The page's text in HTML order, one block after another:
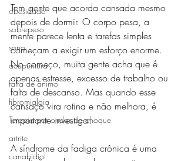
obesidade
sobrepeso
sono
acupuntura
falta de ânimo
fibromialgia
Terapia por ondas de choque
artrite
canabidiol
Tem gente que acorda cansada mesmo
depois de dormir. O corpo pesa, a
mente parece lenta e tarefas simples
começam a exigir um esforço enorme.
No começo, muita gente acha que é
apenas estresse, excesso de trabalho ou
falta de descanso. Mas quando esse
cansaço vira rotina e não melhora, é
importante investigar.
A síndrome da fadiga crônica é uma